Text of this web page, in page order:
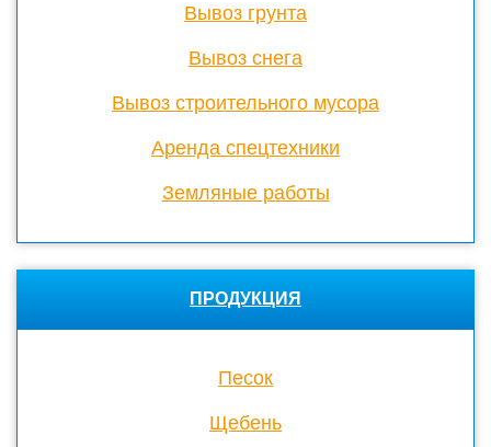
Вывоз грунта
Вывоз снега
Вывоз строительного мусора
Аренда спецтехники
Земляные работы
ПРОДУКЦИЯ
Песок
Щебень